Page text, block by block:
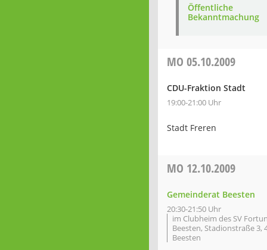
Öffentliche
Bekanntmachung
MO 05.10.2009
CDU-Fraktion Stadt
19:00-21:00 Uhr
Stadt Freren
MO 12.10.2009
Gemeinderat Beesten
20:30-21:50 Uhr
im Clubheim des SV
Beesten, Stadionstraße 3,
Beesten